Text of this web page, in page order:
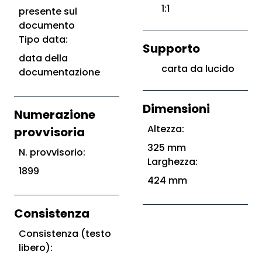
presente sul
documento
Tipo data:
data della
documentazione
Numerazione
provvisoria
N. provvisorio:
1899
Consistenza
Consistenza (testo
libero):
1:1
Supporto
carta da lucido
Dimensioni
Altezza:
325 mm
Larghezza:
424 mm